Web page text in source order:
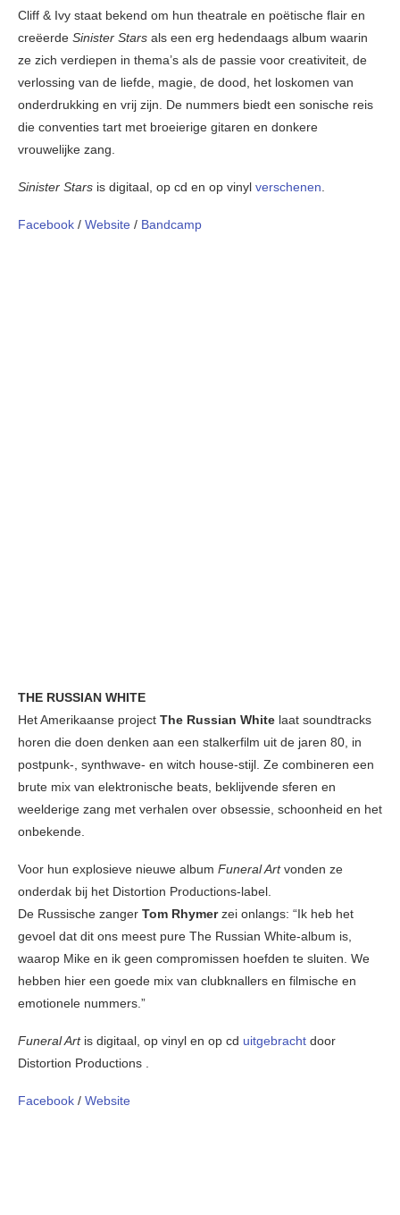
Cliff & Ivy staat bekend om hun theatrale en poëtische flair en
creëerde Sinister Stars als een erg hedendaags album waarin
ze zich verdiepen in thema’s als de passie voor creativiteit, de
verlossing van de liefde, magie, de dood, het loskomen van
onderdrukking en vrij zijn. De nummers biedt een sonische reis
die conventies tart met broeierige gitaren en donkere
vrouwelijke zang.
Sinister Stars is digitaal, op cd en op vinyl verschenen
Facebook / Website / Bandcamp
THE RUSSIAN WHITE
Het Amerikaanse project The Russian White laat soundtracks
horen die doen denken aan een stalkerfilm uit de jaren 80, in
postpunk-, synthwave- en witch house-stijl. Ze combineren een
brute mix van elektronische beats, beklijvende sferen en
weelderige zang met verhalen over obsessie, schoonheid en het
onbekende.
Voor hun explosieve nieuwe album Funeral Artvonden ze
onderdak bij het Distortion Productions-label.
De Russische zanger Tom Rhymerzei onlangs: “Ik heb het
gevoel dat dit ons meest pure The Russian White-album is,
waarop Mike en ik geen compromissen hoefden te sluiten. We
hebben hier een goede mix van clubknallers en filmische en
emotionele nummers.”
Funeral Art is digitaal, op vinyl en op cd uitgebracht door
Distortion Productions .
Facebook / Website